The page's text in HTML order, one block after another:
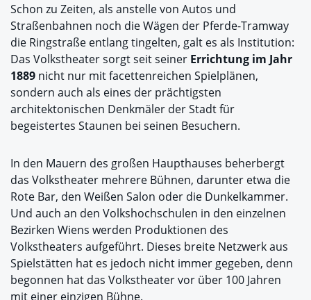
Schon zu Zeiten, als anstelle von Autos und
Straßenbahnen noch die Wägen der Pferde-Tramway
die Ringstraße entlang tingelten, galt es als Institution:
Das Volkstheater sorgt seit seiner Errichtung im Jahr
1889 nicht nur mit facettenreichen Spielplänen,
sondern auch als eines der prächtigsten
architektonischen Denkmäler der Stadt für
begeistertes Staunen bei seinen Besuchern.
In den Mauern des großen Haupthauses beherbergt
das Volkstheater mehrere Bühnen, darunter etwa die
Rote Bar, den Weißen Salon oder die Dunkelkammer.
Und auch an den Volkshochschulen in den einzelnen
Bezirken Wiens werden Produktionen des
Volkstheaters aufgeführt. Dieses breite Netzwerk aus
Spielstätten hat es jedoch nicht immer gegeben, denn
begonnen hat das Volkstheater vor über 100 Jahren
mit einer einzigen Bühne.